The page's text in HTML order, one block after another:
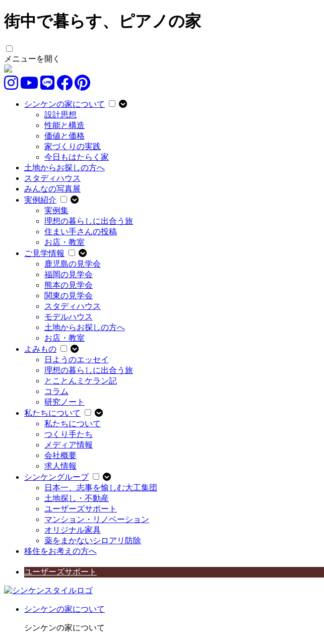
街中で暮らす、ピアノの家
メニューを開く
シンケンの家について
設計思想
性能と構造
価値と価格
家づくりの実践
今日もはたらく家
土地からお探しの方へ
スタディハウス
みんなの写真展
実例紹介
実例集
理想の暮らしに出合う旅
住まい手さんの投稿
お店・教室
ご見学情報
鹿児島の見学会
福岡の見学会
熊本の見学会
関東の見学会
スタディハウス
モデルハウス
土地からお探しの方へ
お店・教室
よみもの
日ようのエッセイ
理想の暮らしに出合う旅
とことんミケラン記
コラム
研究ノート
私たちについて
私たちについて
つくり手たち
メディア情報
会社概要
求人情報
シンケングループ
日本一、志事を愉しむ大工集団
土地探し・不動産
ユーザーズサポート
マンション・リノベーション
オリジナル家具
薬をまかないシロアリ防除
移住をお考えの方へ
ユーザーズサポート
シンケンの家について
シンケンの家について